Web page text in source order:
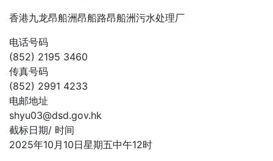
香港九龙昂船洲昂船路昂船洲污水处理厂
电话号码
(852) 2195 3460
传真号码
(852) 2991 4233
电邮地址
shyu03@dsd.gov.hk
截标日期/ 时间
2025年10月10日星期五中午12时